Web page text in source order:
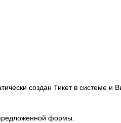
создан Тикет в системе
формы.